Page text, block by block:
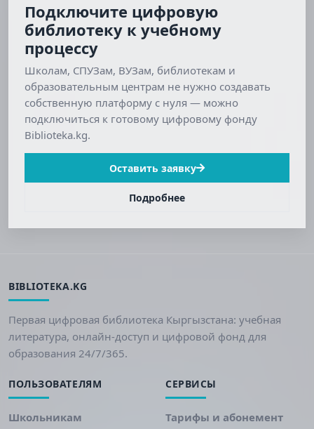
Подключите цифровую
библиотеку к учебному
процессу
Школам, СПУЗам, ВУЗам, библиотекам и
образовательным центрам не нужно создавать
собственную платформу с нуля — можно
подключиться к готовому цифровому фонду
Biblioteka.kg.
Оставить заявку
Подробнее
BIBLIOTEKA.KG
Первая цифровая библиотека Кыргызстана: учебная
литература, онлайн-доступ и цифровой фонд для
образования 24/7/365.
ПОЛЬЗОВАТЕЛЯМ
Школьникам
СЕРВИСЫ
Тарифы и абонемент